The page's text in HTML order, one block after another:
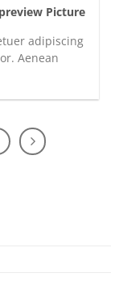
Picture
adipiscing
Aenean